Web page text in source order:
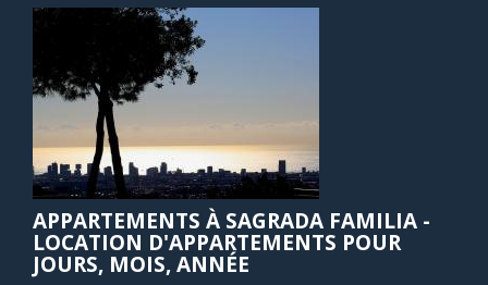
APPARTEMENTS À SAGRADA FAMILIA -
LOCATION D'APPARTEMENTS POUR
JOURS, MOIS, ANNÉE